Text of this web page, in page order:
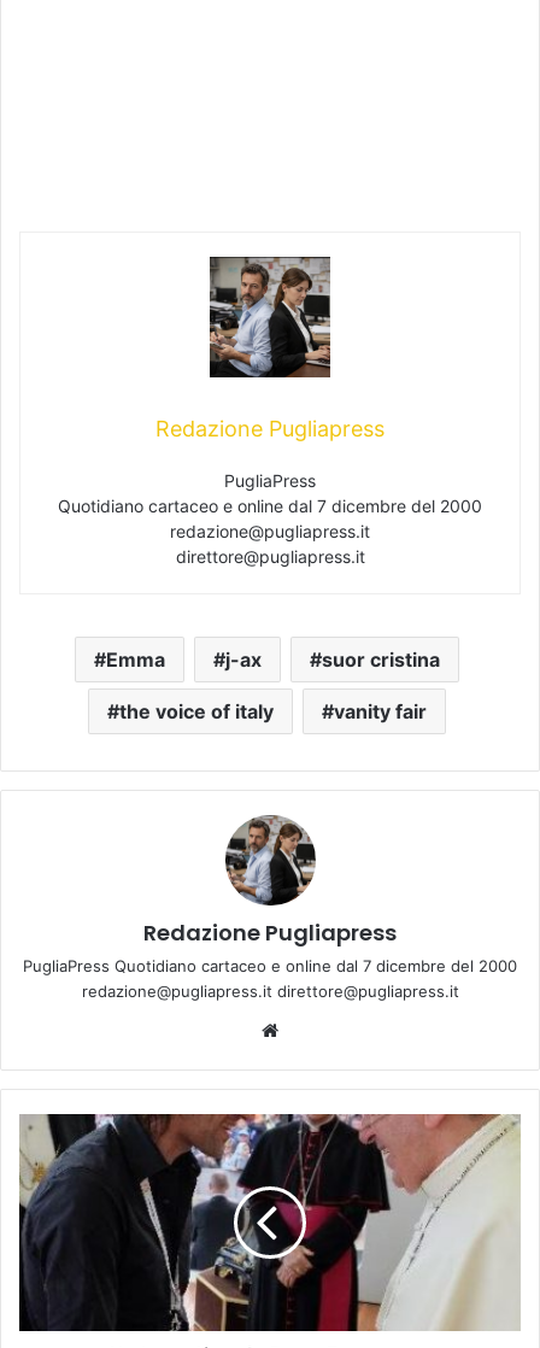
Redazione Pugliapress
PugliaPress
Quotidiano cartaceo e online dal 7 dicembre del 2000
redazione@pugliapress.it
direttore@pugliapress.it
Emma j-ax suor cristina
the voice of italy vanity fair
Redazione Pugliapress
PugliaPress Quotidiano cartaceo e online dal 7 dicembre del 2000
redazione@pugliapress.it direttore@pugliapress.it
te
U
n
t
a
r
i